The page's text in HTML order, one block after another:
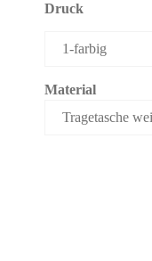
Druck
Material